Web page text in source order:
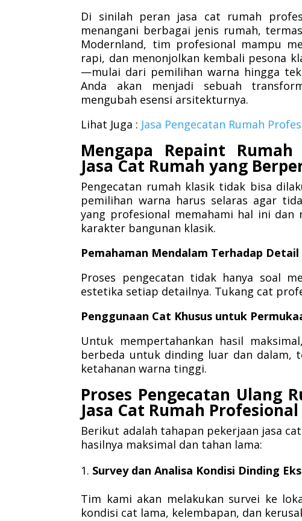
Di sinilah peran jasa cat rumah
menangani berbagai jenis rumah,
Modernland, tim profesional mampu
rapi, dan menonjolkan kembali pesona
—mulai dari pemilihan warna hingga
Anda akan menjadi sebuah
mengubah esensi arsitekturnya.
Lihat Juga : Jasa Pengecatan Rumah
Mengapa Repaint
Jasa Cat Rumah yang
Pengecatan rumah klasik tidak bisa
pemilihan warna harus selaras agar
yang profesional memahami hal ini dan
karakter bangunan klasik.
Pemahaman Mendalam Terhadap
Proses pengecatan tidak hanya soal
estetika setiap detailnya. Tukang cat
Penggunaan Cat Khusus untuk
Untuk mempertahankan hasil
berbeda untuk dinding luar dan dalam,
ketahanan warna tinggi.
Proses Pengecatan Ulang
Jasa Cat Rumah Profesional
Berikut adalah tahapan pekerjaan jasa
hasilnya maksimal dan tahan lama:
Survey dan Analisa Kondisi Dinding
Tim kami akan melakukan survei ke
kondisi cat lama, kelembapan, dan